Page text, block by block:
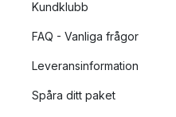
Kundklubb
FAQ - Vanliga frågor
Leveransinformation
Spåra ditt paket